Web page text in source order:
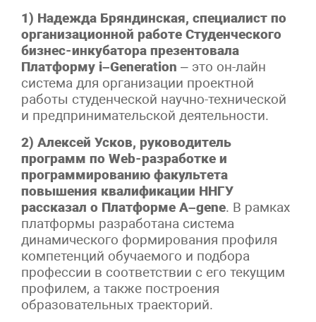
1) Надежда Бряндинская, специалист по
организационной работе Студенческого
бизнес-инкубатора презентовала
Платформу i–Generation – это он-лайн
система для организации проектной
работы студенческой научно-технической
и предпринимательской деятельности.
2) Алексей Усков, руководитель
программ по Web-разработке и
программированию факультета
повышения квалификации ННГУ
рассказал о Платформе A–gene. В рамках
платформы разработана система
динамического формирования профиля
компетенций обучаемого и подбора
профессии в соответствии с его текущим
профилем, а также построения
образовательных траекторий.